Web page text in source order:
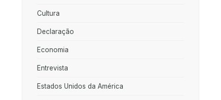
Cultura
Declaração
Economia
Entrevista
Estados Unidos da América